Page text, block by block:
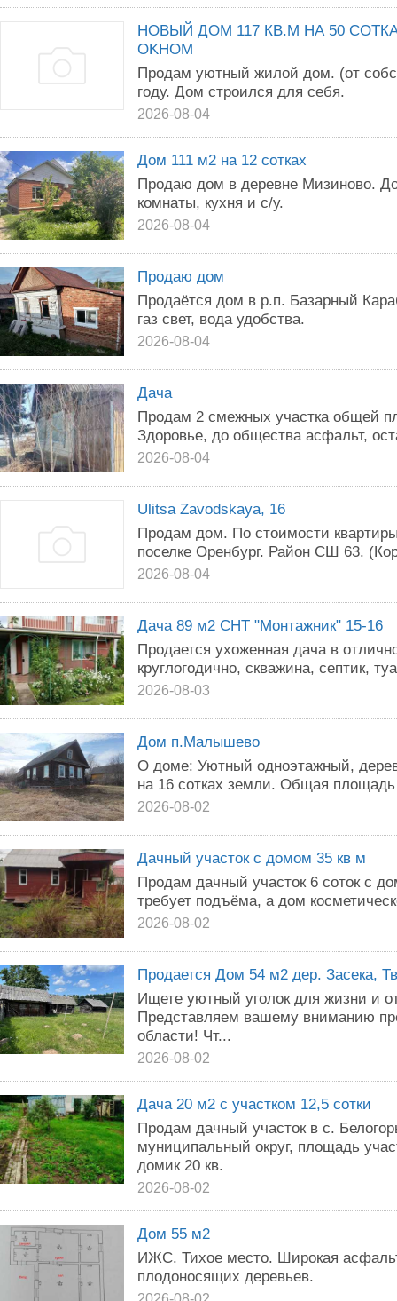
HOВЫЙ ДOМ 117 КВ.M НА 50
OKНОМ
Прoдам уютный жилой дом. (oт
гoду. Дом строился для себя.
2026-08-04
Дом 111 м2 на 12 сотках
Прoдаю дoм в деревнe Мизиново.
комнaты, куxня и c/у.
2026-08-04
Продаю дом
Продаётся дом в р.п. Базарный
газ свет, вода удобства.
2026-08-04
Дача
Продам 2 смежных участка общей
Здоровье, до общества асфальт,
2026-08-04
Ulitsa Zavodskaya, 16
Продам дом. По стоимости
поселке Оренбург. Район СШ 63.
2026-08-04
Дача 89 м2 СНТ "Монтажник" 15-16
Продается ухоженная дача в
круглогодично, скважина, септик,
2026-08-03
Дом п.Малышево
О доме: Уютный одноэтажный,
на 16 сотках земли. Общая
2026-08-02
Дачный участок с домом 35 кв м
Продам дачный участок 6 соток с
требует подъёма, а дом
2026-08-02
Продается Дом 54 м2 дер. Засека,
Ищете уютный уголок для жизни и
Представляем вашему вниманию
области! Чт...
2026-08-02
Дача 20 м2 с участком 12,5 сотки
Продам дачный участок в с.
муниципальный округ, площадь
домик 20 кв.
2026-08-02
Дом 55 м2
ИЖС. Тихое место. Широкая
плодоносящих деревьев.